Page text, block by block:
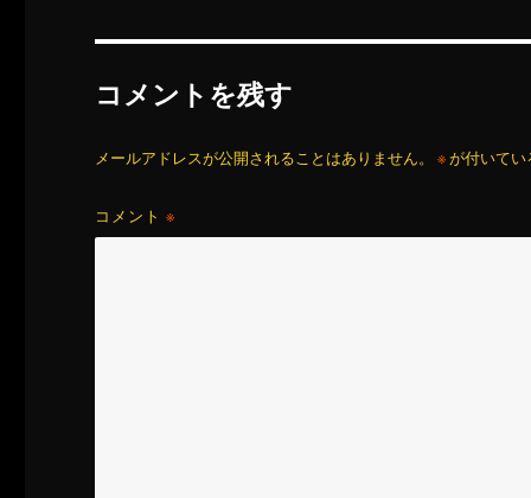
コメントを残す
メールアドレスが公開されることはありません。 ※が付いてい
コメント※